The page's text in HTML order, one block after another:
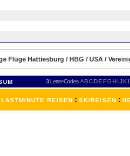
Flüge Hattiesburg / HBG / USA /
3 Letter-Codes ABCDEFGH IJKL
LASTMINUTE REISEN : SKIREISEN :